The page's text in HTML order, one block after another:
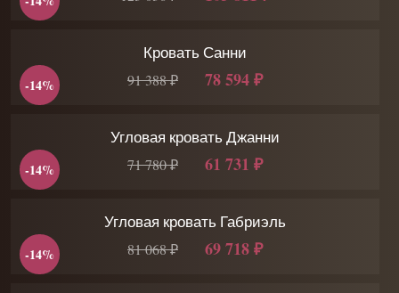
Кровать Санни
91 388 ₽ 78 594 ₽
-14%
Угловая кровать Джанни
71 780 ₽ 61 731 ₽
-14%
Угловая кровать Габриэль
81 068 ₽ 69 718 ₽
-14%